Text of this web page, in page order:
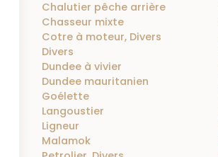
Chalutier pêche arrière
Chasseur mixte
Cotre à moteur, Divers
Divers
Dundee à vivier
Dundee mauritanien
Goélette
Langoustier
Ligneur
Malamok